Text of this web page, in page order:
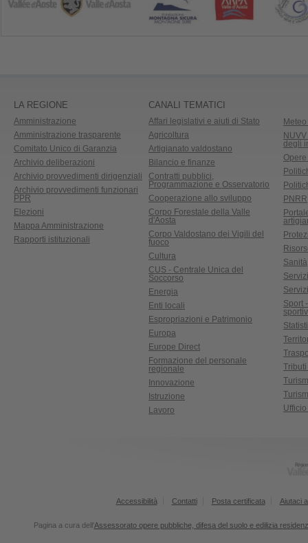
LA REGIONE
Amministrazione
Amministrazione trasparente
Comitato Unico di Garanzia
Archivio deliberazioni
Archivio provvedimenti dirigenziali
Archivio provvedimenti funzionari
PPR
Elezioni
Mappa Amministrazione
Rapporti istituzionali
CANALI TEMATICI
Affari legislativi e aiuti di Stato
Agricoltura
Artigianato valdostano
Bilancio e finanze
Contratti pubblici,
Programmazione e Osservatorio
Cooperazione allo sviluppo
Corpo Forestale della Valle
d'Aosta
Corpo Valdostano dei Vigili del
fuoco
Cultura
CUS - Centrale Unica del
Soccorso
Energia
Enti locali
Espropriazioni e Patrimonio
Europa
Europe Direct
Formazione del personale
regionale
Innovazione
Istruzione
Lavoro
degli
PNRR
Sanità
Sport
Accessibilità Contatti Posta certificata Aiutaci
Pagina a cura dell'Assessorato opere pubbliche, difesa del suolo e edilizia